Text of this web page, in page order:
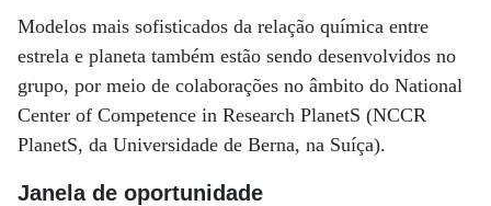
Modelos mais sofisticados da relação química entre
estrela e planeta também estão sendo desenvolvidos no
grupo, por meio de colaborações no âmbito do National
Center of Competence in Research PlanetS (NCCR
PlanetS, da Universidade de Berna, na Suíça).
Janela de oportunidade